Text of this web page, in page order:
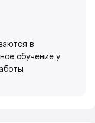
в
обучение у